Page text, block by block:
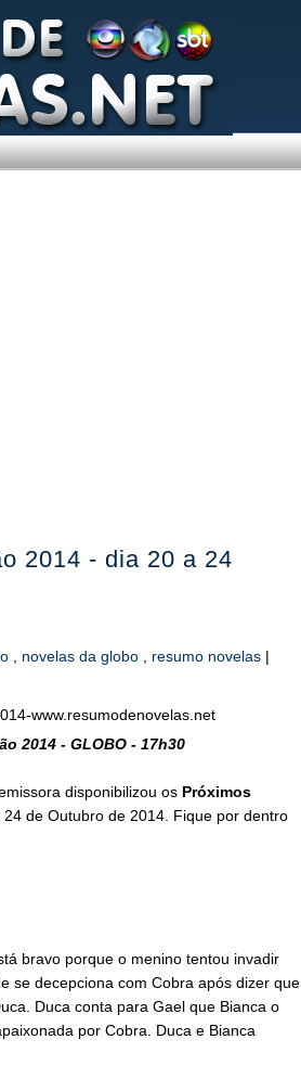
2014 - dia 20 a 24
novelas da globo resumo novelas |
2014 - GLOBO - 17h30
disponibilizou os Próximos
de Outubro de 2014. Fique por dentro
bravo porque o menino tentou invadir
se decepciona com Cobra após dizer que
Duca conta para Gael que Bianca o
por Cobra. Duca e Bianca